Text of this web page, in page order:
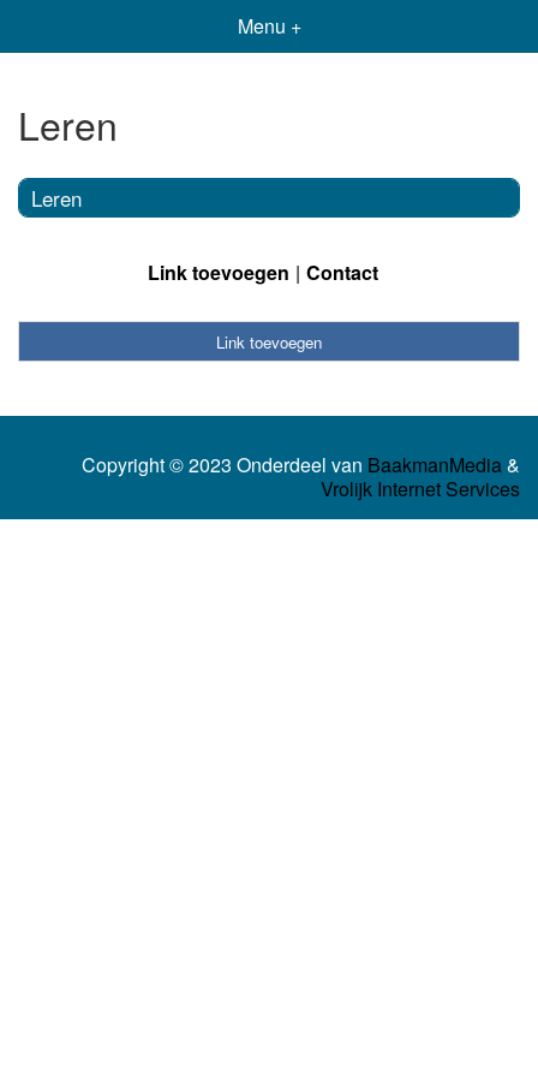
Menu +
Leren
Leren
Link toevoegen Contact
Link toevoegen
Copyright © 2023 Onderdeel van BaakmanMedia&
Vrolijk Internet Services